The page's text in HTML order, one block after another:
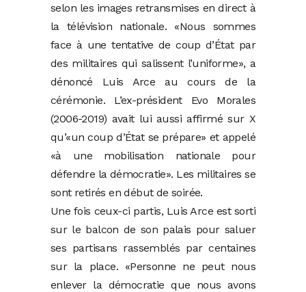
selon les images retransmises en direct à
la télévision nationale. «Nous sommes
face à une tentative de coup d’État par
des militaires qui salissent l’uniforme», a
dénoncé Luis Arce au cours de la
cérémonie. L’ex-président Evo Morales
(2006-2019) avait lui aussi affirmé sur X
qu’«un coup d’État se prépare» et appelé
«à une mobilisation nationale pour
défendre la démocratie». Les militaires se
sont retirés en début de soirée.
Une fois ceux-ci partis, Luis Arce est sorti
sur le balcon de son palais pour saluer
ses partisans rassemblés par centaines
sur la place. «Personne ne peut nous
enlever la démocratie que nous avons